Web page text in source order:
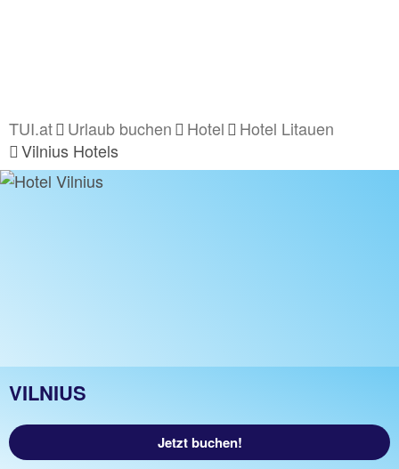
TUI.at Urlaub buchen Hotel
Hotel Litauen
Vilnius Hotels
VILNIUS
Jetzt buchen!